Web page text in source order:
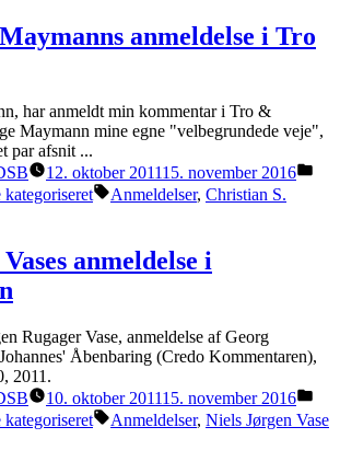
Karlsens
Budskabet
anmeldelse i Tro
har anmeldt min kommentar i Tro &
Maymann mine egne "velbegrundede veje",
par afsnit ...
12. oktober 201115. november 2016
Tags:
Anmeldelser, Christian S.
anmeldelse i
Rugager Vase, anmeldelse af Georg
Åbenbaring (Credo Kommentaren),
2011.
10. oktober 201115. november 2016
in
Tags:
Anmeldelser, Niels Jørgen Vase